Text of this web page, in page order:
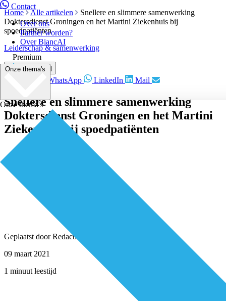
Contact
Over ons
Partner worden?
Over BiancAI
Onze thema's
Onze thema's
Home Alle artikelen
Snellere en slimmere samenwerking
Doktersdienst Groningen en het Martini Ziekenhuis bij
spoedpatiënten
Leiderschap & samenwerking
Premium
Deel artikel
WhatsApp LinkedIn Mail
Snellere en slimmere samenwerking
Doktersdienst Groningen en het Martini
Ziekenhuis bij spoedpatiënten
Geplaatst doorRedactie
09 maart 2021
1 minuut leestijd